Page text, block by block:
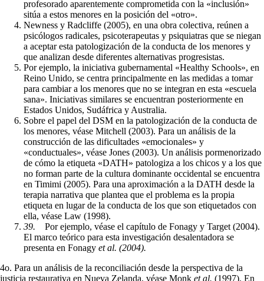
profesorado apa­rentemente comprometida con la «inclusión»
sitúa a estos menores en la posición del «otro».
Newness y Radcliffe (2005), en una obra colectiva, reúnen a
psicólogos radi­cales, psicoterapeutas y psiquiatras que se niegan
a aceptar esta patologización de la conducta de los menores y
que analizan desde diferentes alternativas progresistas.
Por ejemplo, la iniciativa gubernamental «Healthy Schools», en
Reino Unido, se centra principalmente en las medidas a tomar
para cambiar a los menores que no se integran en esta «escuela
sana». Iniciativas similares se encuentran posteriormente en
Estados Unidos, Sudáfrica y Australia.
Sobre el papel del DSM en la patologización de la conducta de
los menores, véase Mitchell (2003). Para un análisis de la
construcción de las dificultades «emocionales» y
«conductuales», véase Jones (2003). Un análisis pormenori­zado
de cómo la etiqueta «DATH» patologiza a los chicos y a los que
no forman parte de la cultura dominante occidental se encuentra
en Timimi (2005). Para una aproximación a la DATH desde la
terapia narrativa que plantea que el pro­blema es la propia
etiqueta en lugar de la conducta de los que son etiquetados con
ella, véase Law (1998).
39. Por ejemplo, véase el capítulo de Fonagy y Target (2004).
El marco teórico para esta investigación desalentadora se
presenta en Fonagy et al. (2004).
4o. Para un análisis de la reconciliación desde la perspectiva de la
justicia restau­rativa en Nueva Zelanda, véase Monk et al. (1997). En